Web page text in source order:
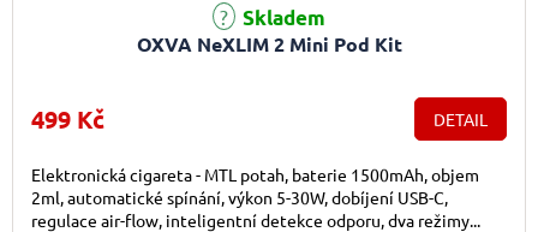
OXVA NeXLIM 2 Mini Pod Kit
Skladem
499 Kč DETAIL
Elektronická cigareta - MTL potah, baterie 1500mAh, objem
2ml, automatické spínání, výkon 5-30W, dobíjení USB-C,
regulace air-flow, inteligentní detekce odporu, dva režimy...